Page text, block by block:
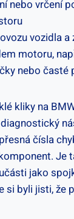
⁣nebo ​vrčení
vozidla a
motoru,⁤
nebo⁢ časté
kliky na⁢
čísla
​Je
jako
si​ byli jisti, že